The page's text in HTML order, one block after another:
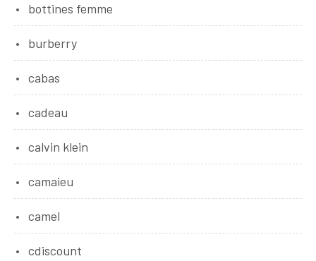
bottines femme
burberry
cabas
cadeau
calvin klein
camaieu
camel
cdiscount